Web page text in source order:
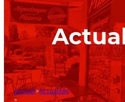
Accueil Actualités